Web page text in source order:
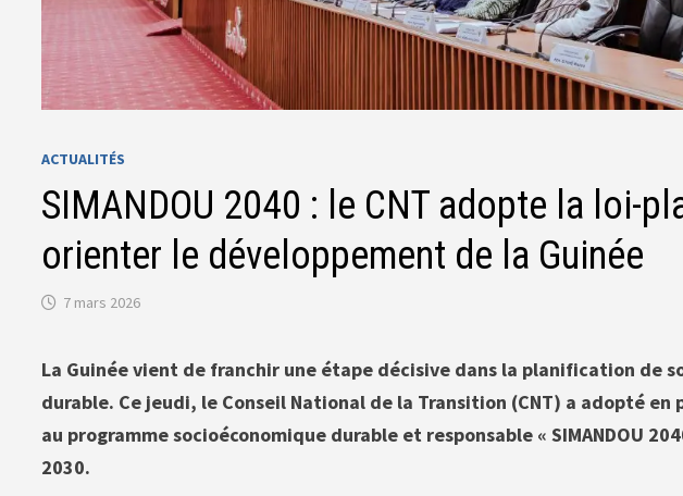
ACTUALITÉS
SIMANDOU 2040 : le CNT adopte la loi-
orienter le développement de la Guinée
7 mars 2026
La Guinée vient de franchir une étape décisive dans la planification de
durable. Ce jeudi, le Conseil National de la Transition (CNT) a adopté
au programme socioéconomique durable et responsable « SIMANDOU
2030.